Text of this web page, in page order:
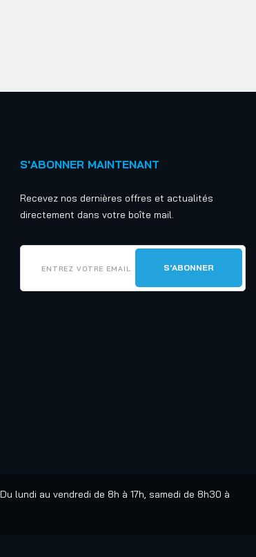
S'ABONNER MAINTENANT
Recevez nos dernières offres et actualités
directement dans votre boîte mail.
Du lundi au vendredi de 8h à 17h, samedi de 8h30 à